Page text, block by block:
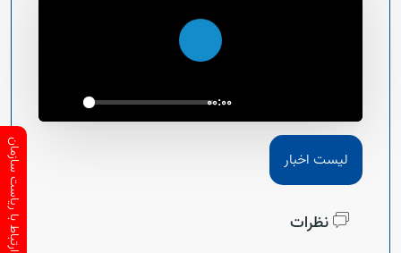
00:00
اجرا
لیست اخبار
نظرات ارتباط با ریاست سازمان